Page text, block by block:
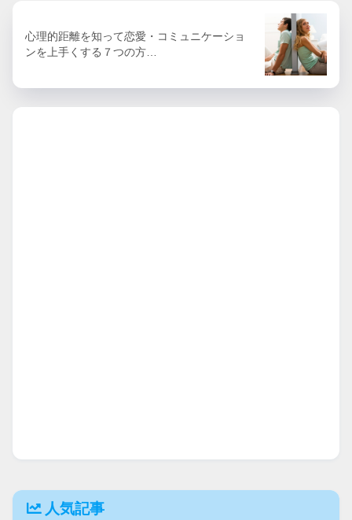
心理的距離を知って恋愛・コミュニケーショ
ンを上手くする７つの方…
人気記事